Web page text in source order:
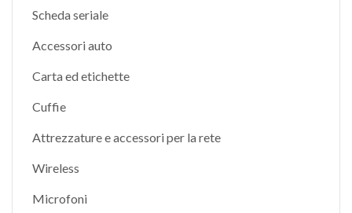
Scheda seriale
Accessori auto
Carta ed etichette
Cuffie
Attrezzature e accessori per la rete
Wireless
Microfoni